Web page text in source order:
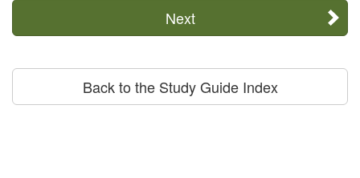
Next
Back to the Study Guide Index